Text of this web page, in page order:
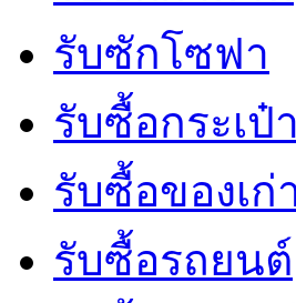
รับซักโซฟา
รับซื้อกระเ
รับซื้อของเก่
รับซื้อรถยนต์